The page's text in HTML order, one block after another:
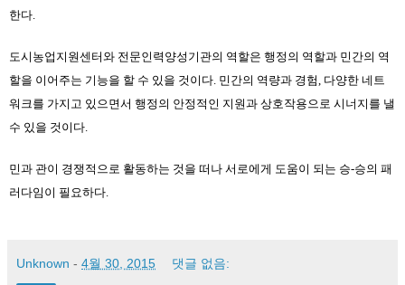
한다.
도시농업지원센터와 전문인력양성기관의 역할은 행정의 역할과 민간의 역
할을 이어주는 기능을 할 수 있을 것이다. 민간의 역량과 경험, 다양한 네트
워크를 가지고 있으면서 행정의 안정적인 지원과 상호작용으로 시너지를 낼
수 있을 것이다.
민과 관이 경쟁적으로 활동하는 것을 떠나 서로에게 도움이 되는 승-승의 패
러다임이 필요하다.
Unknown - 4월 30, 2015 댓글 없음: